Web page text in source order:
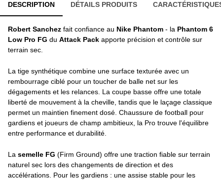
DESCRIPTION DÉTAILS PRODUITS
Robert Sanchez fait confiance au Nike Phantom - la Phantom 6
Low Pro FG du Attack Pack apporte précision et contrôle sur
terrain sec.
La tige synthétique combine une surface texturée avec un
rembourrage ciblé pour un toucher de balle net sur les
dégagements et les relances. La coupe basse offre une totale
liberté de mouvement à la cheville, tandis que le laçage classique
permet un maintien finement dosé. Chaussure de football pour
gardiens et joueurs de champ ambitieux, la Pro trouve l'équilibre
entre performance et durabilité.
La semelle FG (Firm Ground) offre une traction fiable sur terrain
naturel sec lors des changements de direction et des
accélérations. Pour les gardiens : une assise stable pour les